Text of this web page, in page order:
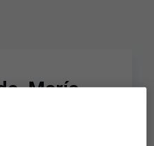
María
Lloris